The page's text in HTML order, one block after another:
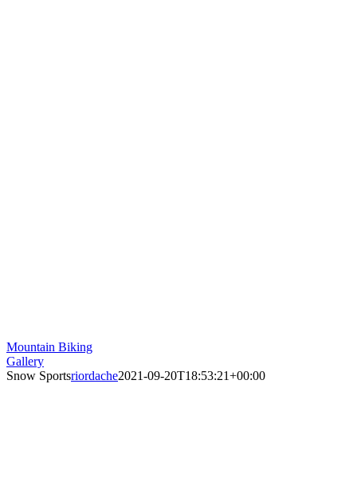
Mountain Biking
Gallery
Snow Sportsriordache2021-09-20T18:53:21+00:00